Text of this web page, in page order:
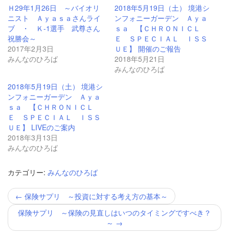
共
有
(新
い
ウ
ィ
ン
ド
ウ
き
ま
す)
ク
リ
ッ
ク
し
く
だ
さ
い
い
ウ
ィ
ン
ド
ウ
で
開
き
ま
す)
Ｈ29年1月26日 ～バイオリ
ニスト Ａｙａｓａさんライ
ブ ・ Ｋ-1選手 武尊さん
祝勝会～
2017年2月3日
みんなのひろば
2018年5月19日（土） 境港シ
ンフォニーガーデン Ａｙａ
ｓａ 【ＣＨＲＯＮＩＣＬ
Ｅ ＳＰＥＣＩＡＬ ＩＳＳ
ＵＥ】 開催のご報告
2018年5月21日
みんなのひろば
2018年5月19日（土） 境港シ
ンフォニーガーデン Ａｙａ
ｓａ 【ＣＨＲＯＮＩＣＬ
Ｅ ＳＰＥＣＩＡＬ ＩＳＳ
ＵＥ】 LIVEのご案内
2018年3月13日
みんなのひろば
カテゴリー: みんなのひろば
投
稿
ナ
ゲ
← 保険サプリ ～投資に対する考え方の基本～
保険サプリ ～保険の見直しはいつのタイミングですべき？
～ →